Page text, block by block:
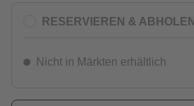
RESERVIEREN & ABHOLEN
Nicht in Märkten erhältlich